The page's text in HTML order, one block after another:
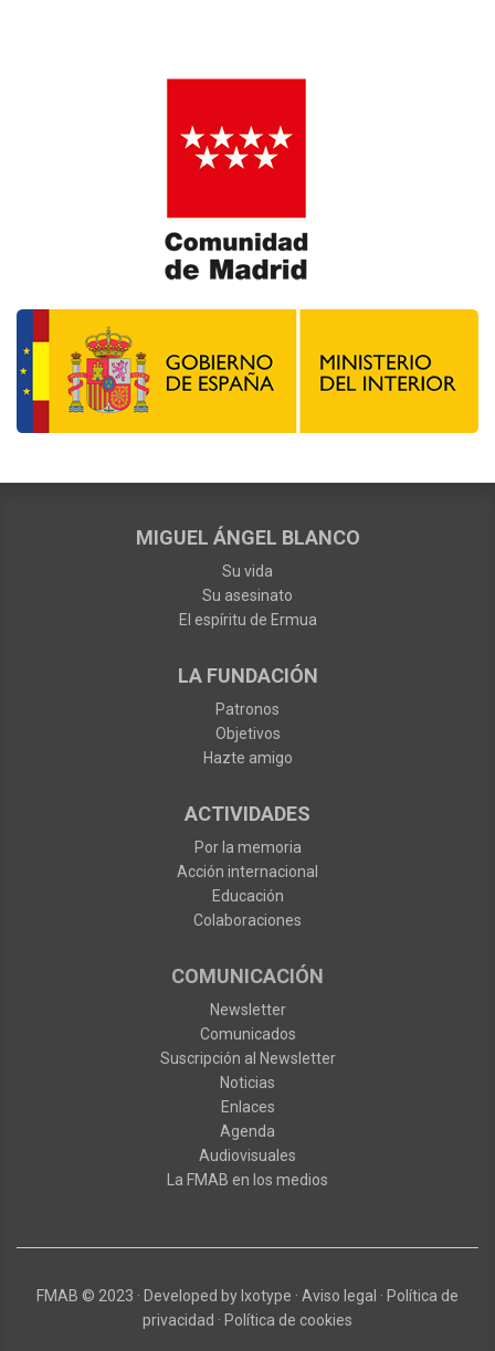
MIGUEL ÁNGEL BLANCO
Su vida
Su asesinato
El espíritu de Ermua
LA FUNDACIÓN
Patronos
Objetivos
Hazte amigo
ACTIVIDADES
Por la memoria
Acción internacional
Educación
Colaboraciones
COMUNICACIÓN
Newsletter
Comunicados
Suscripción al Newsletter
Noticias
Enlaces
Agenda
Audiovisuales
La FMAB en los medios
FMAB © 2023 · Developed by Ixotype · Aviso legal · Política de
privacidad · Política de cookies